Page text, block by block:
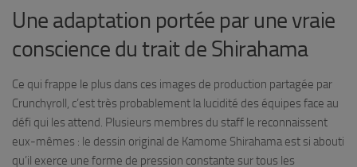
Une adaptation portée par une vraie
conscience du trait de Shirahama
Ce qui frappe le plus dans ces images de production partagée par
Crunchyroll, c’est très probablement la lucidité des équipes face au
défi qui les attend. Plusieurs membres du staff le reconnaissent
eux-mêmes : le dessin original de Kamome Shirahama est si abouti
qu’il exerce une forme de pression constante sur tous les